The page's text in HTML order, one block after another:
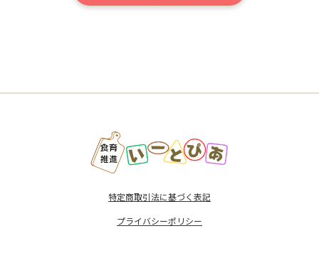
特定商取引法に基づく表記
プライバシーポリシー